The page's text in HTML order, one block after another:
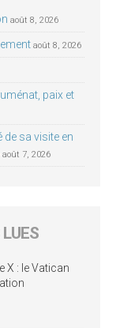
août 8, 2026
août 8, 2026
paix et
de sa visite en
août 7, 2026
X : le Vatican